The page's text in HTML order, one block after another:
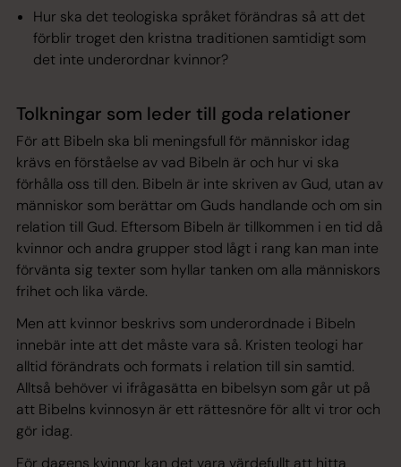
Hur ska det teologiska språket förändras så att det
förblir troget den kristna traditionen samtidigt som
det inte underordnar kvinnor?
Tolkningar som leder till goda relationer
För att Bibeln ska bli meningsfull för människor idag
krävs en förståelse av vad Bibeln är och hur vi ska
förhålla oss till den. Bibeln är inte skriven av Gud, utan av
människor som berättar om Guds handlande och om sin
relation till Gud. Eftersom Bibeln är tillkommen i en tid då
kvinnor och andra grupper stod lågt i rang kan man inte
förvänta sig texter som hyllar tanken om alla människors
frihet och lika värde.
Men att kvinnor beskrivs som underordnade i Bibeln
innebär inte att det måste vara så. Kristen teologi har
alltid förändrats och formats i relation till sin samtid.
Alltså behöver vi ifrågasätta en bibelsyn som går ut på
att Bibelns kvinnosyn är ett rättesnöre för allt vi tror och
gör idag.
För dagens kvinnor kan det vara värdefullt att hitta